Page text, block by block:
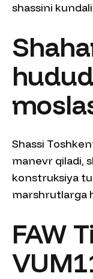
shassini
Shassi
manevr qiladi,
konstruksiya
marshrutlarga
FAW